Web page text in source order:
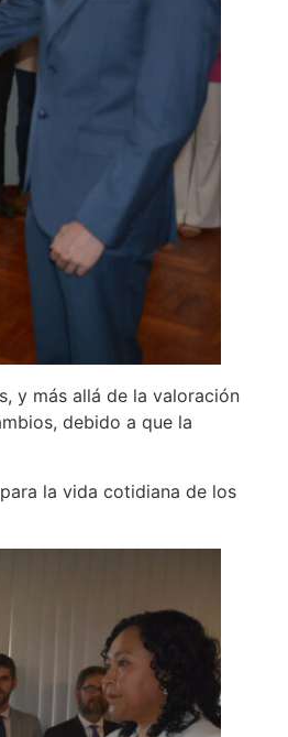
y más allá de la valoración
debido a que la
la vida cotidiana de los